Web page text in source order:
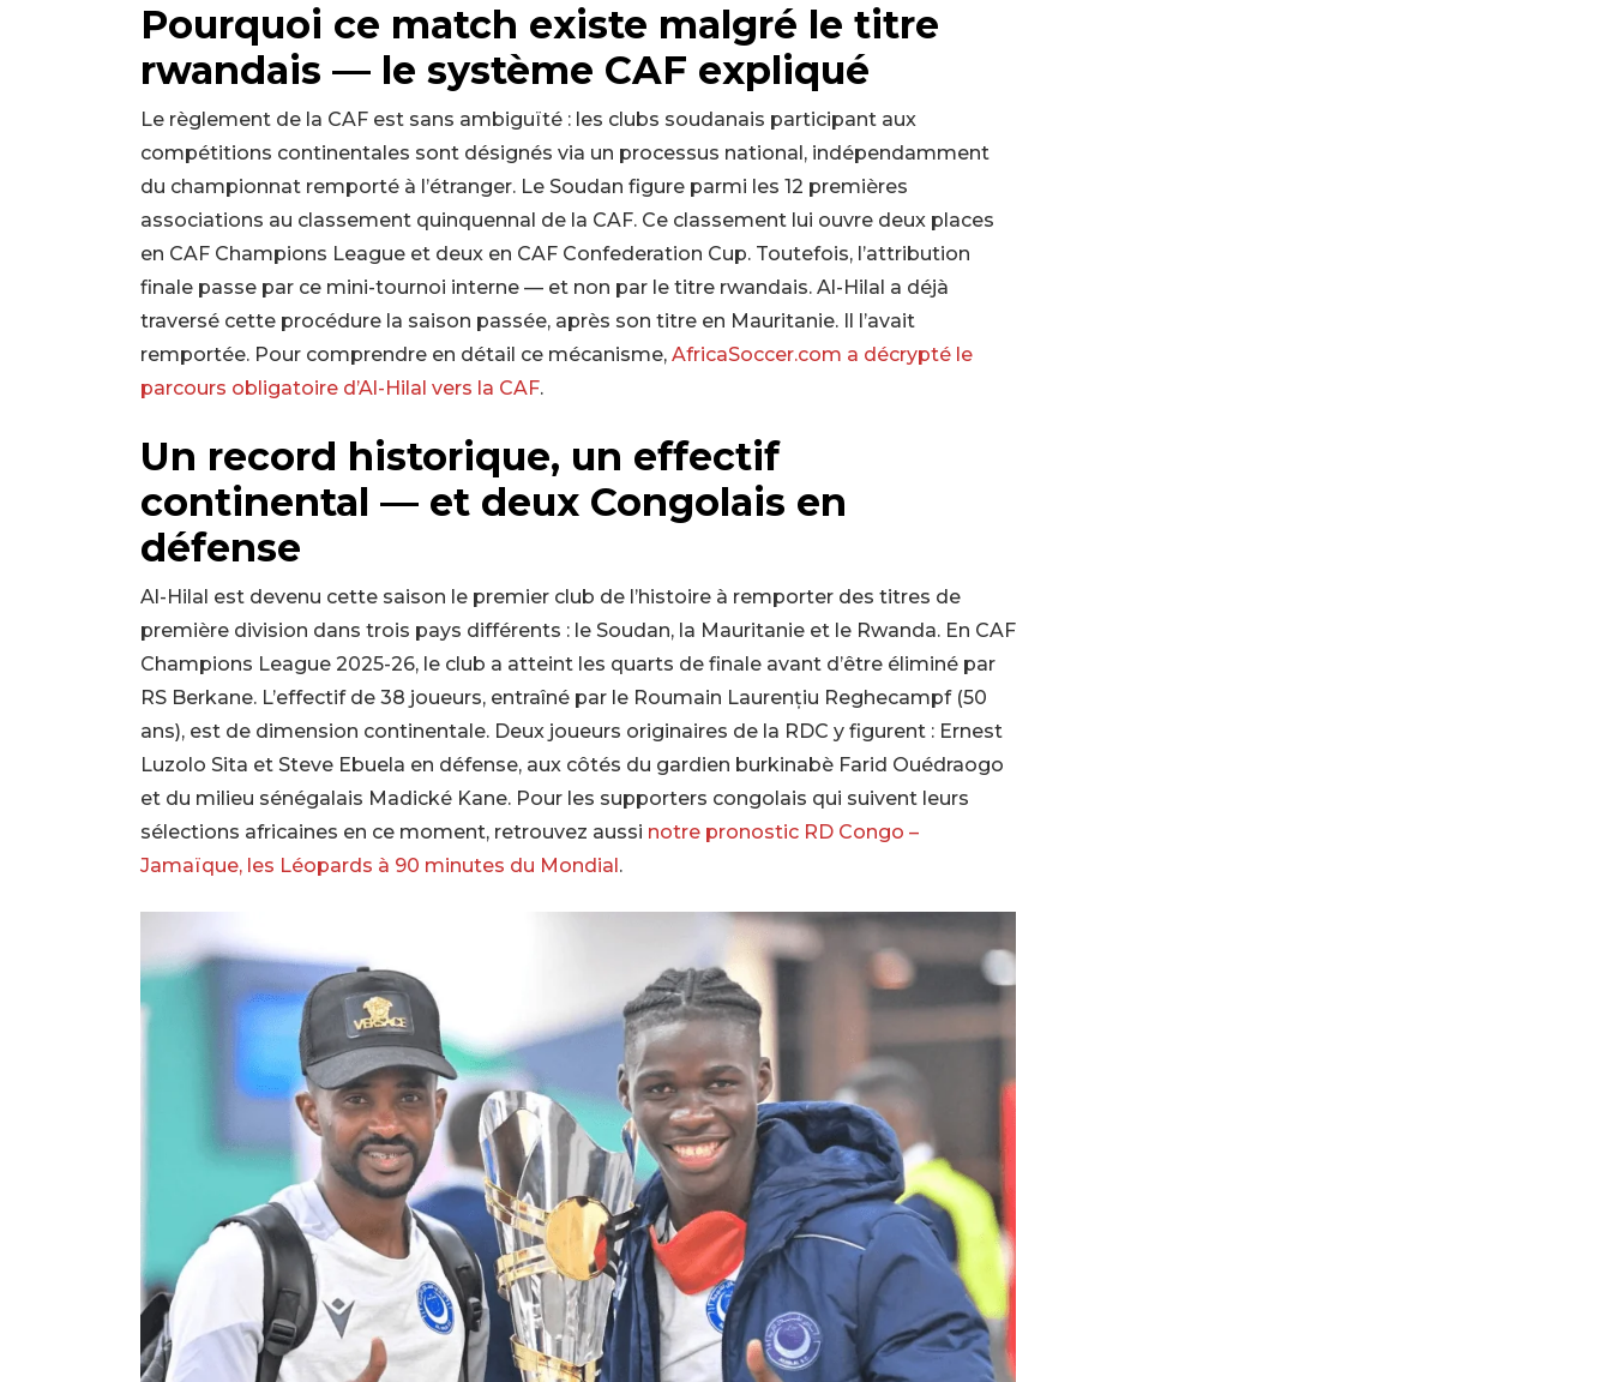
Pourquoi ce match existe malgré le titre
rwandais — le système CAF expliqué
Le règlement de la CAF est sans ambiguïté : les clubs soudanais participant aux
compétitions continentales sont désignés via un processus national, indépendamment
du championnat remporté à l’étranger. Le Soudan figure parmi les 12 premières
associations au classement quinquennal de la CAF. Ce classement lui ouvre deux places
en CAF Champions League et deux en CAF Confederation Cup. Toutefois, l’attribution
finale passe par ce mini-tournoi interne — et non par le titre rwandais. Al-Hilal a déjà
traversé cette procédure la saison passée, après son titre en Mauritanie. Il l’avait
remportée. Pour comprendre en détail ce mécanisme, AfricaSoccer.com a décrypté le
parcours obligatoire d’Al-Hilal vers la CAF.
Un record historique, un effectif
continental — et deux Congolais en
défense
Al-Hilal est devenu cette saison le premier club de l’histoire à remporter des titres de
première division dans trois pays différents : le Soudan, la Mauritanie et le Rwanda. En CAF
Champions League 2025-26, le club a atteint les quarts de finale avant d’être éliminé par
RS Berkane. L’effectif de 38 joueurs, entraîné par le Roumain Laurențiu Reghecampf (50
ans), est de dimension continentale. Deux joueurs originaires de la RDC y figurent : Ernest
Luzolo Sita et Steve Ebuela en défense, aux côtés du gardien burkinabè Farid Ouédraogo
et du milieu sénégalais Madické Kane. Pour les supporters congolais qui suivent leurs
sélections africaines en ce moment, retrouvez aussi notre pronostic RD Congo –
Jamaïque, les Léopards à 90 minutes du Mondial .